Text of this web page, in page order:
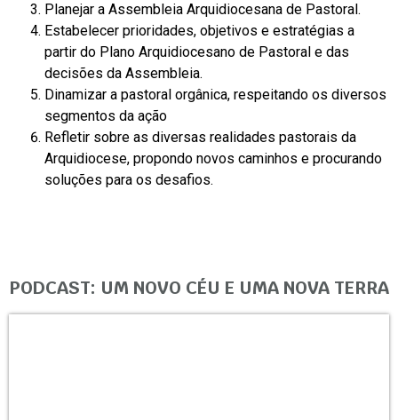
Planejar a Assembleia Arquidiocesana de Pastoral.
Estabelecer prioridades, objetivos e estratégias a
partir do Plano Arquidiocesano de Pastoral e das
decisões da Assembleia.
Dinamizar a pastoral orgânica, respeitando os diversos
segmentos da ação
Refletir sobre as diversas realidades pastorais da
Arquidiocese, propondo novos caminhos e procurando
soluções para os desafios.
PODCAST: UM NOVO CÉU E UMA NOVA TERRA